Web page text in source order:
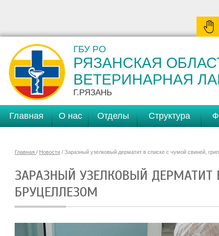
ГБУ РО
РЯЗАНСКАЯ
ВЕТЕРИНАРНАЯ
Г.РЯЗАНЬ
Главная О нас Отделы Структура
Главная / Новости / Заразный узелковый дерматит в списке с чумой свиней,
ЗАРАЗНЫЙ УЗЕЛКОВЫЙ
БРУЦЕЛЛЕЗОМ